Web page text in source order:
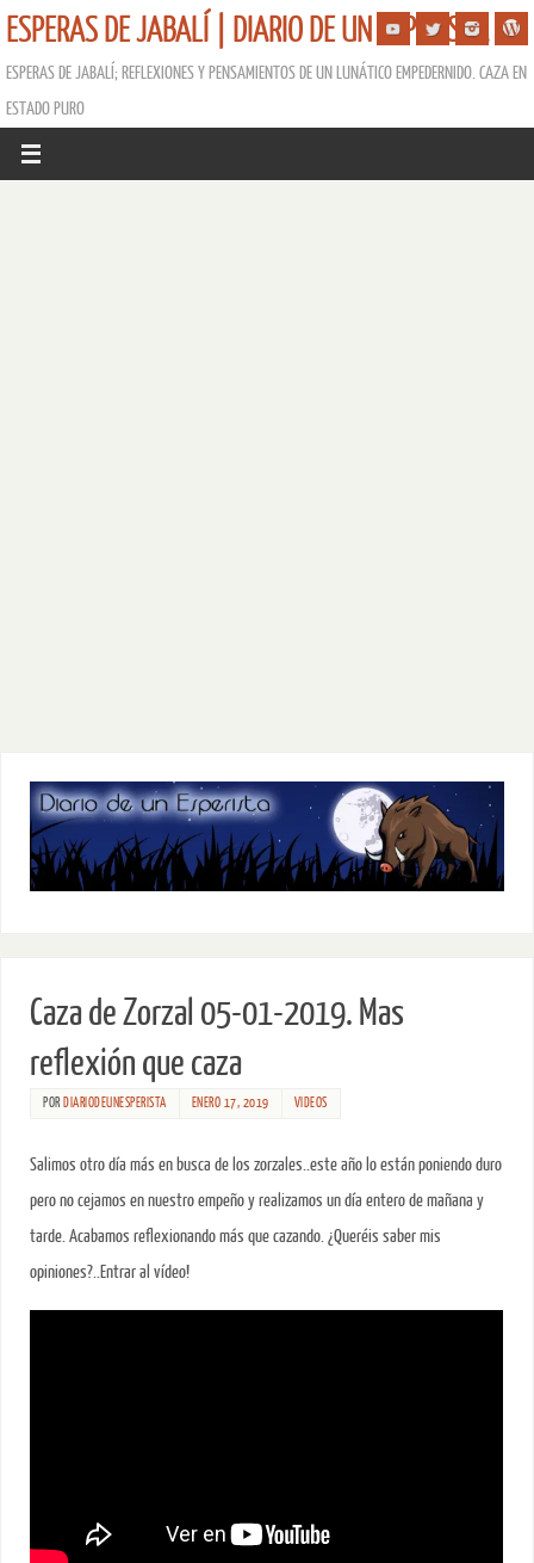
ESPERAS DE JABALÍ | DIARIO DE UN ESPERISTA
ESPERAS DE JABALÍ; REFLEXIONES Y PENSAMIENTOS DE UN LUNÁTICO EMPEDERNIDO. CAZA EN
ESTADO PURO
Caza de Zorzal 05-01-2019. Mas
reflexión que caza
POR DIARIODEUNESPERISTA ENERO 17, 2019 VIDEOS
Salimos otro día más en busca de los zorzales..este año lo están poniendo duro
pero no cejamos en nuestro empeño y realizamos un día entero de mañana y
tarde. Acabamos reflexionando más que cazando. ¿Queréis saber mis
opiniones?..Entrar al vídeo!